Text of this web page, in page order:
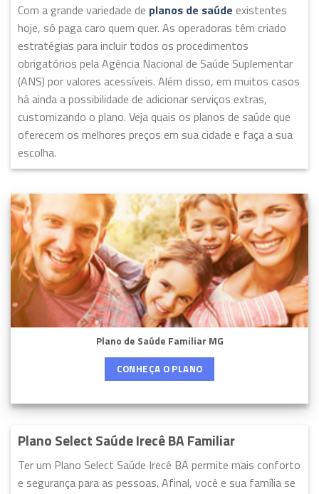
Com a grande variedade de planos de saúde existentes
hoje, só paga caro quem quer. As operadoras têm criado
estratégias para incluir todos os procedimentos
obrigatórios pela Agência Nacional de Saúde Suplementar
(ANS) por valores acessíveis. Além disso, em muitos casos
há ainda a possibilidade de adicionar serviços extras,
customizando o plano. Veja quais os planos de saúde que
oferecem os melhores preços em sua cidade e faça a sua
escolha.
Plano de Saúde Familiar MG
CONHEÇA O PLANO
Plano Select Saúde Irecê BA Familiar
Ter um Plano Select Saúde Irecê BA permite mais conforto
e segurança para as pessoas. Afinal, você e sua família se